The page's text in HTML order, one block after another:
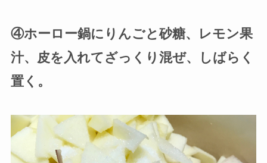
④ホーロー鍋にりんごと砂糖、レモン果
汁、皮を入れてざっくり混ぜ、しばらく
置く。